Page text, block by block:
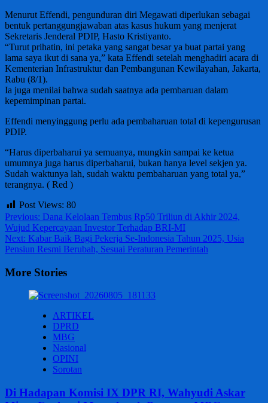
Menurut Effendi, pengunduran diri Megawati diperlukan sebagai
bentuk pertanggungjawaban atas kasus hukum yang menjerat
Sekretaris Jenderal PDIP, Hasto Kristiyanto.
“Turut prihatin, ini petaka yang sangat besar ya buat partai yang
lama saya ikut di sana ya,” kata Effendi setelah menghadiri acara di
Kementerian Infrastruktur dan Pembangunan Kewilayahan, Jakarta,
Rabu (8/1).
Ia juga menilai bahwa sudah saatnya ada pembaruan dalam
kepemimpinan partai.
Effendi menyinggung perlu ada pembaharuan total di kepengurusan
PDIP.
“Harus diperbaharui ya semuanya, mungkin sampai ke ketua
umumnya juga harus diperbaharui, bukan hanya level sekjen ya.
Sudah waktunya lah, sudah waktu pembaharuan yang total ya,”
terangnya. ( Red )
Post Views: 80
Post
navigation
Previous: Dana Kelolaan Tembus Rp50 Triliun di Akhir 2024,
Wujud Kepercayaan Investor Terhadap BRI-MI
Next: Kabar Baik Bagi Pekerja Se-Indonesia Tahun 2025, Usia
Pensiun Resmi Berubah, Sesuai Peraturan Pemerintah
More Stories
ARTIKEL
DPRD
MBG
Nasional
OPINI
Sorotan
Di Hadapan Komisi IX DPR RI, Wahyudi Askar